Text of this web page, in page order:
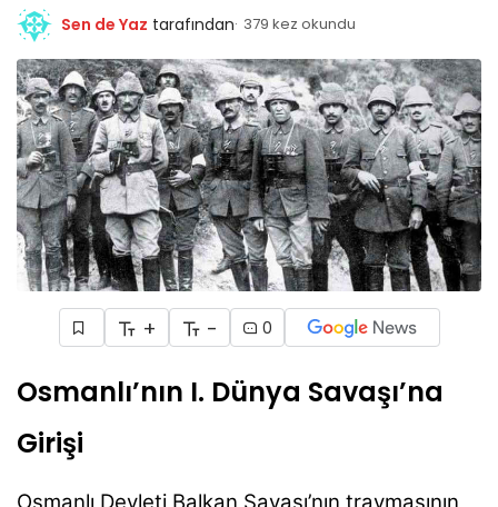
Sen de Yaz tarafından 379 kez okundu
+ - 0
Osmanlı’nın I. Dünya Savaşı’na
Girişi